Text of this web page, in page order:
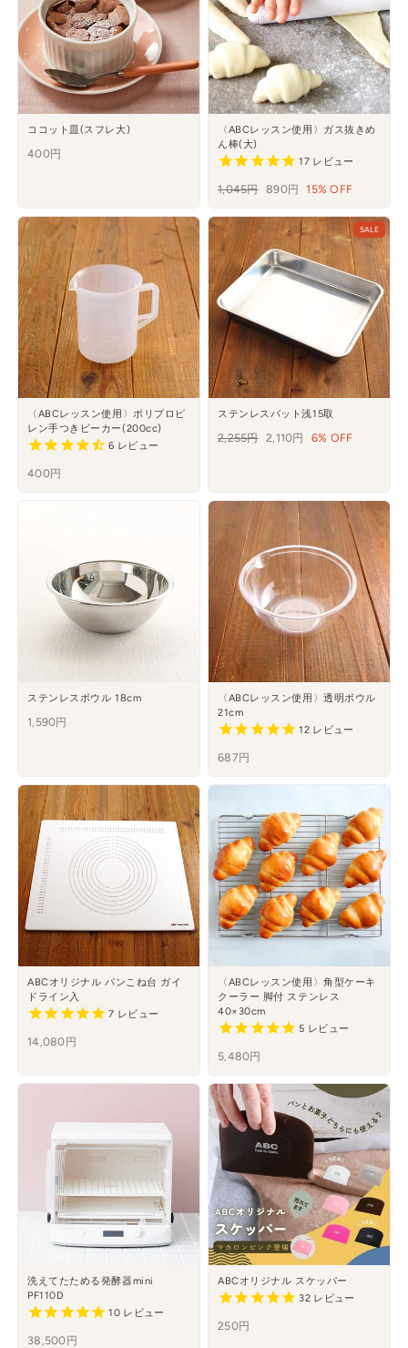
ココット皿(スフレ大)
400円
〈ABCレッスン使用〉ガス抜きめ
ん棒(大)
17レビュー
通
価
格
1,045円 セ
890円 15% OFF
〈ABCレッスン使用〉ポリプロピ
レン手つきビーカー(200cc)
6 レビュー
400円
SALE
ステンレスバット浅15取
通
2,255円 セ
2,110円 6% OFF
ステンレスボウル 18cm
1,590円
〈ABCレッスン使用〉透明ボウル
21cm
12レビュー
687円
ABCオリジナル パンこね台 ガイ
ドライン入
7 レビュー
14,080円
〈ABCレッスン使用〉角型ケーキ
クーラー 脚付 ステンレス
40×30cm
5 レビュー
5,480円
洗えてたためる発酵器mini
PF110D
10レビュー
38,500円
ABCオリジナル スケッパー
32レビュー
250円